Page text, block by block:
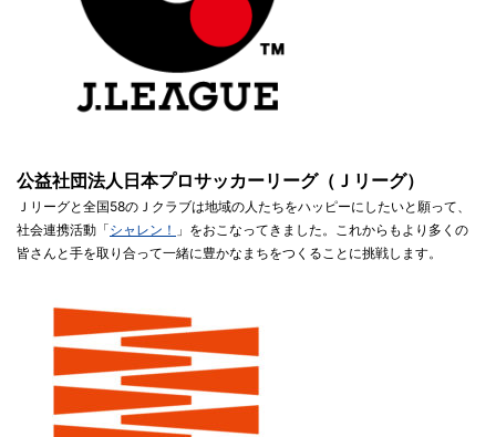
公益社団法人日本プロサッカーリーグ（Ｊリーグ）
Ｊリーグと全国58のＪクラブは地域の人たちをハッピーにしたいと願って、
社会連携活動「シャレン！ 」をおこなってきました。これからもより多くの
皆さんと手を取り合って一緒に豊かなまちをつくることに挑戦します。